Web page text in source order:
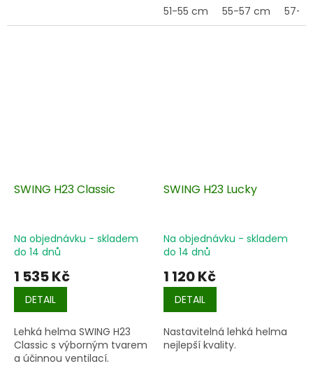
bezpečnosti.
51-55 cm 55-57 cm 57-
SWING H23 Classic
Na objednávku - skladem
do 14 dnů
1 535 Kč
DETAIL
Lehká helma SWING H23
Classic s výborným tvarem
a účinnou ventilací.
SWING H23 Lucky
Na objednávku - skladem
do 14 dnů
1 120 Kč
DETAIL
Nastavitelná lehká helma
nejlepší kvality.